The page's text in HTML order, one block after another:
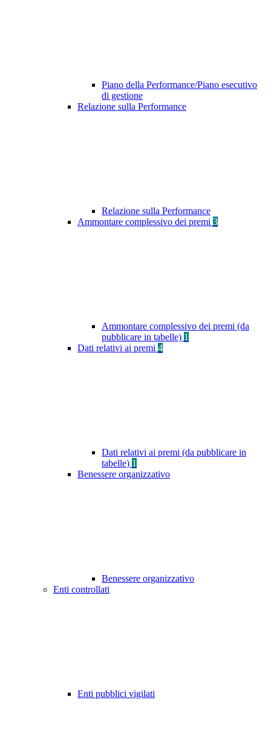
Piano della Performance/Piano esecutivo
di gestione
Relazione sulla Performance
Relazione sulla Performance
Ammontare complessivo dei premi 3
Ammontare complessivo dei premi (da
pubblicare in tabelle) 1
Dati relativi ai premi 4
Dati relativi ai premi (da pubblicare in
tabelle) 1
Benessere organizzativo
Benessere organizzativo
Enti controllati
Enti pubblici vigilati